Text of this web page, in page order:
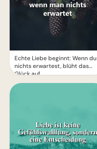
Echte Liebe beginnt: Wenn du
nichts erwartest, blüht das
Glück auf